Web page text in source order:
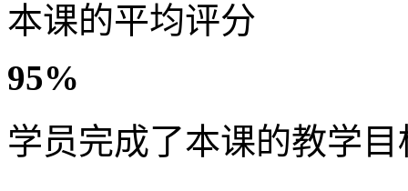
本课的平均评分
95%
学员完成了本课的教学目